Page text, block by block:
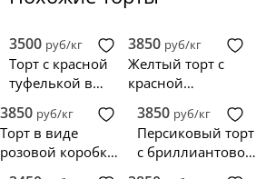
3500 руб/кг
Торт с красной
туфелькой в
3850 руб/кг
Желтый торт с
красной
3850 руб/кг
Торт в виде
розовой коробки
3850 руб/кг
Персиковый торт
с бриллиантовой